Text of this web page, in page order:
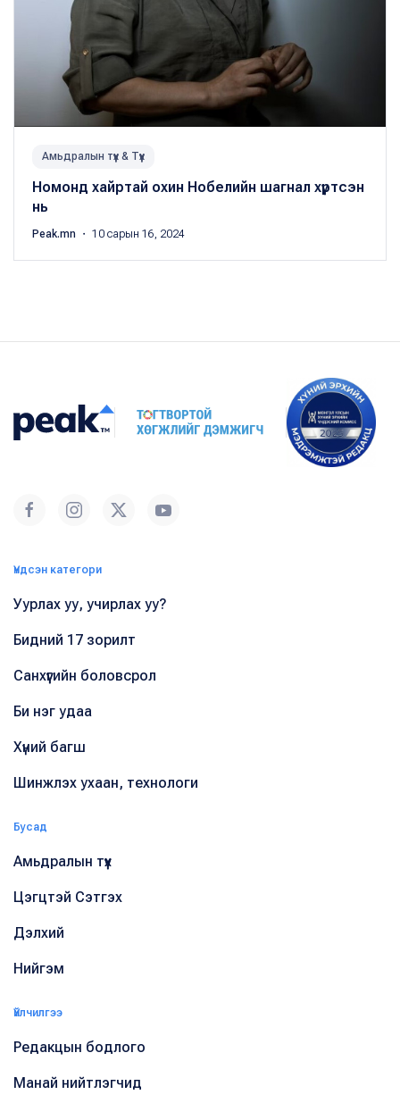
Амьдралын түүх & Түүх
Номонд хайртай охин Нобелийн шагнал хүртсэн
нь
Peak.mn ・ 10 сарын 16, 2024
Үндсэн категори
Уурлах уу, учирлах уу?
Бидний 17 зорилт
Санхүүгийн боловсрол
Би нэг удаа
Хүний багш
Шинжлэх ухаан, технологи
Бусад
Амьдралын түүх
Цэгцтэй Сэтгэх
Дэлхий
Нийгэм
Үйлчилгээ
Редакцын бодлого
Манай нийтлэгчид